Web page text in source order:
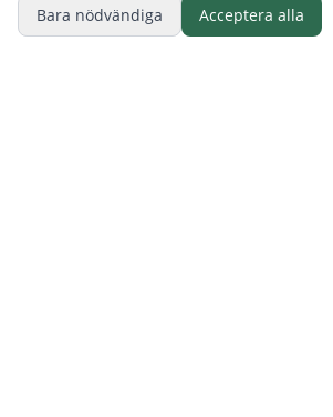
Bara nödvändiga
Acceptera alla